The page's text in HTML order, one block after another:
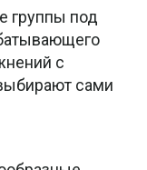
группы под
с
сами